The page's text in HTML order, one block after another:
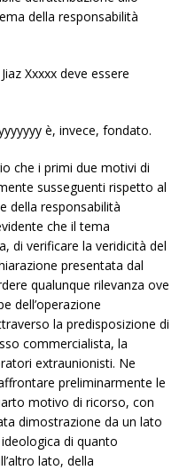
della responsabilità
Xxxxx deve essere
è, invece, fondato.
che i primi due motivi di
susseguenti rispetto al
della responsabilità
che il tema
di verificare la veridicità del
presentata dal
qualunque rilevanza ove
dell’operazione
la predisposizione di
commercialista, la
extraunionisti. Ne
preliminarmente le
motivo di ricorso, con
dimostrazione da un lato
di quanto
lato, della